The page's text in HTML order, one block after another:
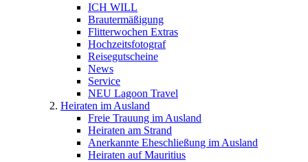
ICH WILL
Brautermäßigung
Flitterwochen Extras
Hochzeitsfotograf
Reisegutscheine
News
Service
NEU Lagoon Travel
Heiraten im Ausland
Freie Trauung im Ausland
Heiraten am Strand
Anerkannte Eheschließung im Ausland
Heiraten auf Mauritius